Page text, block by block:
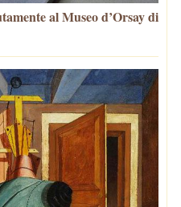
al Museo d’Orsay di